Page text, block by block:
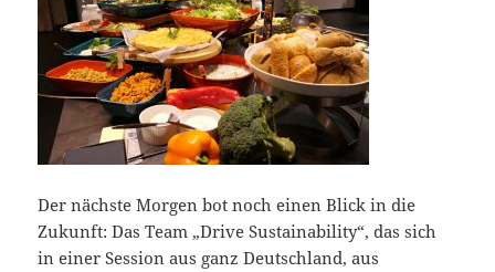
Der nächste Morgen bot noch einen Blick in die
Zukunft: Das Team „Drive Sustainability“, das sich
in einer Session aus ganz Deutschland, aus